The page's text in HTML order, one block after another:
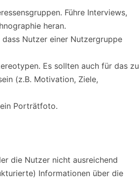
Führe Interviews,
heran.
Nutzer einer Nutzergruppe
Es sollten auch für das zu
(z.B. Motivation, Ziele,
Porträtfoto.
die Nutzer nicht ausreichend
Informationen über die